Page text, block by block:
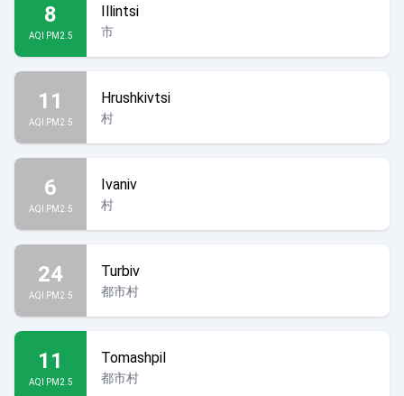
8
AQI PM2.5
Illintsi
市
11
AQI PM2.5
Hrushkivtsi
村
6
AQI PM2.5
Ivaniv
村
24
AQI PM2.5
Turbiv
都市村
11
AQI PM2.5
Tomashpil
都市村